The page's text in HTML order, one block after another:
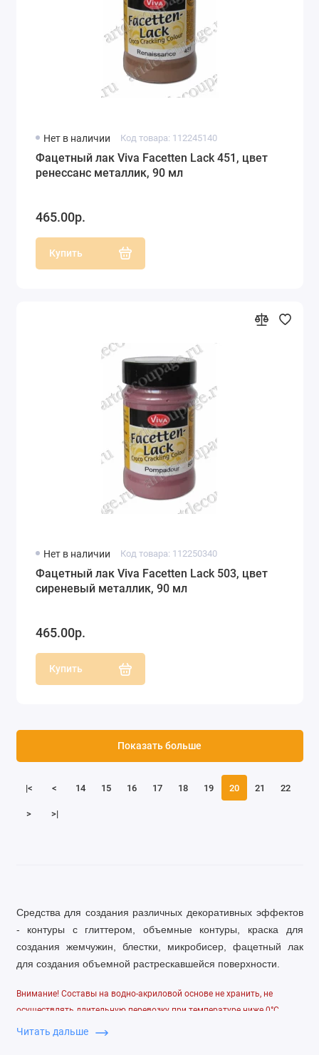
Нет в наличии Код товара: 112245140
Фацетный лак Viva Facetten Lack 451, цвет
ренессанс металлик, 90 мл
465.00р.
Купить
Нет в наличии Код товара: 112250340
Фацетный лак Viva Facetten Lack 503, цвет
сиреневый металлик, 90 мл
465.00р.
Купить
|< < 14 15 16 17 18 19 20 21 22
> >|
Показать больше
Средства для создания различных декоративных эффектов
- контуры с глиттером, объемные контуры, краска для
создания жемчужин, блестки, микробисер, фацетный лак
для создания объемной растрескавшейся поверхности.
Внимание! Составы на водно-акриловой основе не хранить, не
осуществлять длительную перевозку при температуре ниже 0°С
Читать дальше